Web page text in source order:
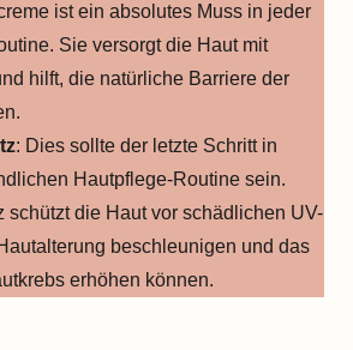
ist ein absolutes Muss in jeder
Sie versorgt die Haut mit
hilft, die natürliche Barriere der
: Dies sollte der letzte Schritt in
Hautpflege-Routine sein.
schützt die Haut vor schädlichen UV-
beschleunigen und das
erhöhen können.